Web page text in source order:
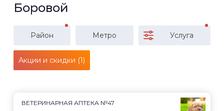
Боровой
Район Метро Услуга
Акции и скидки (1)
ВЕТЕРИНАРНАЯ АПТЕКА №47